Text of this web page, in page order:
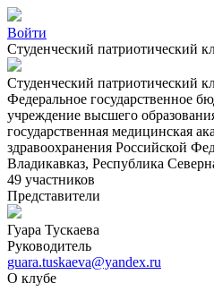
Войти
Студенческий патриотический
Студенческий
Федеральное государственное
учреждение высшего
государственная медицинская
здравоохранения Российской
Владикавказ, Республика
49 участников
Представители
Гуара Тускаева
Руководитель
guara.tuskaeva@yandex.ru
О клубе